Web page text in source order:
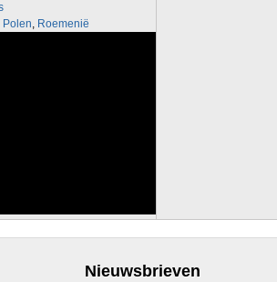
Polen, Roemenië
Nieuwsbrieven